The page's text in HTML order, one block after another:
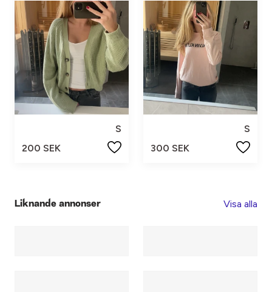
S
200 SEK
S
300 SEK
Liknande annonser Visa alla